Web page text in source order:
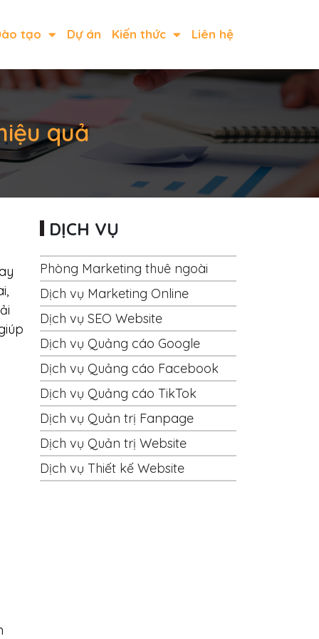
tạo Dự án Kiến thức Liên hệ
quả
DỊCH VỤ
Phòng Marketing thuê ngoài
Dịch vụ Marketing Online
Dịch vụ SEO Website
Dịch vụ Quảng cáo Google
Dịch vụ Quảng cáo Facebook
Dịch vụ Quảng cáo TikTok
Dịch vụ Quản trị Fanpage
Dịch vụ Quản trị Website
Dịch vụ Thiết kế Website